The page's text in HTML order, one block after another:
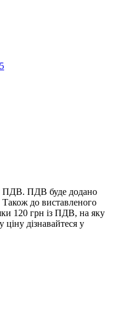
ПДВ. ПДВ буде додано
до виставленого
120 грн із ПДВ, на яку
дізнавайтеся у